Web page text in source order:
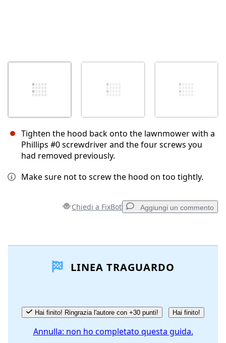
Tighten the hood back onto the lawnmower with a
Phillips #0 screwdriver and the four screws you
had removed previously.
Make sure not to screw the hood on too tightly.
Chiedi a FixBot Aggiungi un commento
Aggiungi Commento
Annulla Pubblica commento
LINEA TRAGUARDO
Hai finito! Ringrazia l'autore con +30 punti! Hai finito!
Annulla: non ho completato questa guida.